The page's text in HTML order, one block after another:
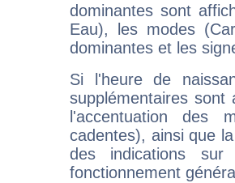
dominantes sont
Eau), les modes
dominantes et les
Si l'heure de
supplémentaires sont
l'accentuation des
cadentes), ainsi que
des indications sur
fonctionnement